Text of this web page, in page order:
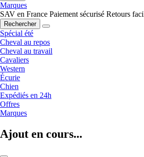
Marques
SAV en France Paiement sécurisé Retours
Rechercher
Spécial été
Cheval au repos
Cheval au travail
Cavaliers
Western
Écurie
Chien
Expédiés en 24h
Offres
Marques
Ajout en cours...